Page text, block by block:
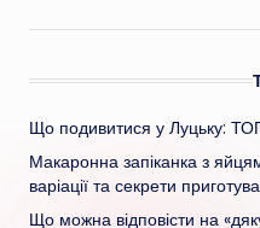
Що подивитися у Луцьку: ТОП
Макаронна запіканка з
варіації та секрети
Що можна відповісти на